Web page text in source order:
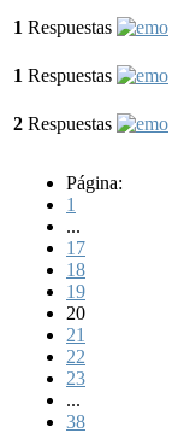
1 Respuestas
1 Respuestas
2 Respuestas
Página:
1
...
17
18
19
20
21
22
23
...
38